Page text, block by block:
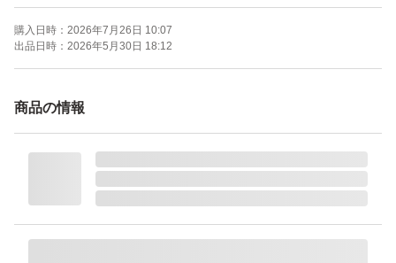
購入日時： 2026年7月26日 10:07
出品日時： 2026年5月30日 18:12
商品の情報